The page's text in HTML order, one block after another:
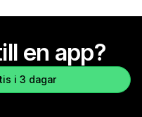
en app?
i 3 dagar